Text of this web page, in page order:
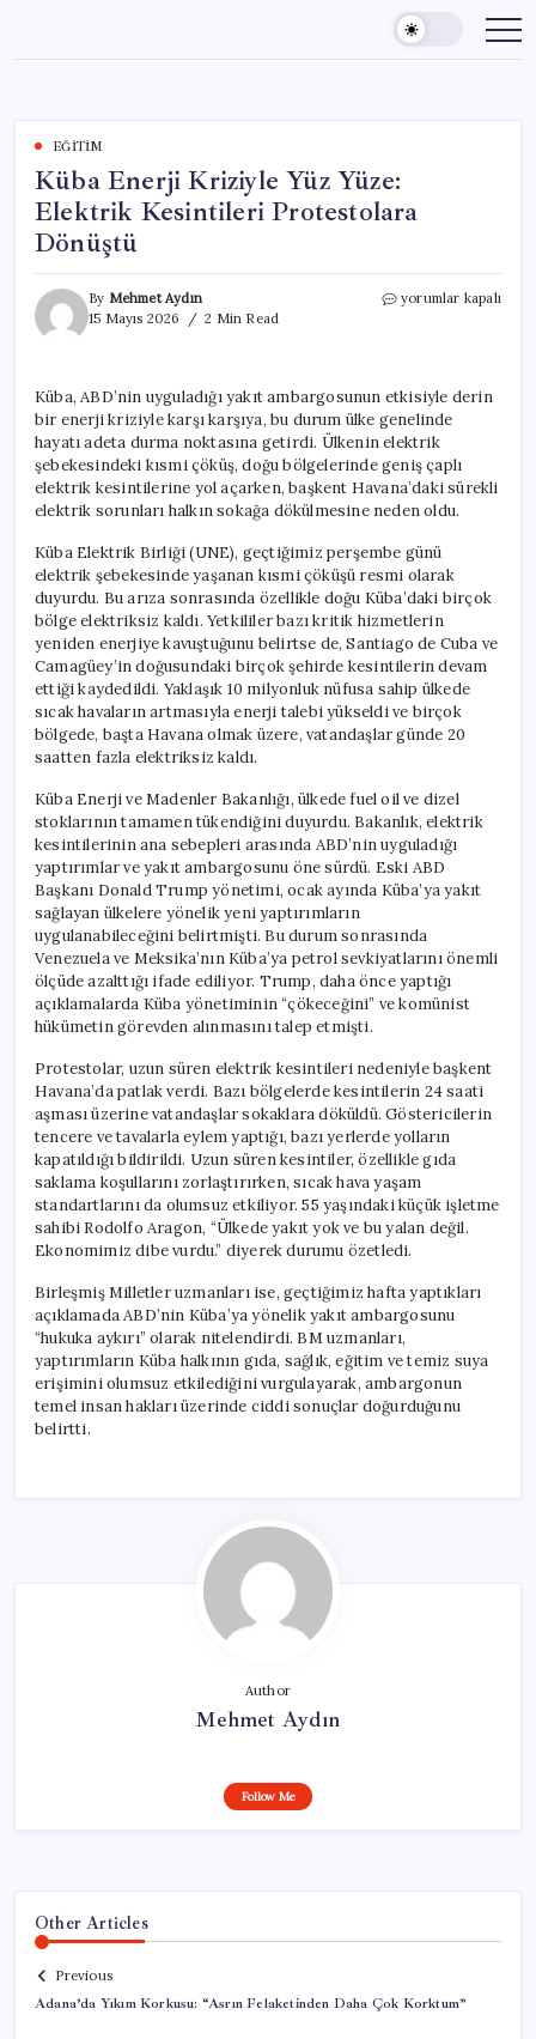
content
EĞITIM
Küba Enerji Kriziyle Yüz Yüze:
Elektrik Kesintileri Protestolara
Dönüştü
By Mehmet Aydın
15 Mayıs 2026
2 Min Read
Küba
Elektrik
Kesintileri
Protestolara
Dönüştü
için
yorumlar kapalı
Küba, ABD’nin uyguladığı yakıt ambargosunun etkisiyle derin
bir enerji kriziyle karşı karşıya, bu durum ülke genelinde
hayatı adeta durma noktasına getirdi. Ülkenin elektrik
şebekesindeki kısmi çöküş, doğu bölgelerinde geniş çaplı
elektrik kesintilerine yol açarken, başkent Havana’daki sürekli
elektrik sorunları halkın sokağa dökülmesine neden oldu.
Küba Elektrik Birliği (UNE), geçtiğimiz perşembe günü
elektrik şebekesinde yaşanan kısmi çöküşü resmi olarak
duyurdu. Bu arıza sonrasında özellikle doğu Küba’daki birçok
bölge elektriksiz kaldı. Yetkililer bazı kritik hizmetlerin
yeniden enerjiye kavuştuğunu belirtse de, Santiago de Cuba ve
Camagüey’in doğusundaki birçok şehirde kesintilerin devam
ettiği kaydedildi. Yaklaşık 10 milyonluk nüfusa sahip ülkede
sıcak havaların artmasıyla enerji talebi yükseldi ve birçok
bölgede, başta Havana olmak üzere, vatandaşlar günde 20
saatten fazla elektriksiz kaldı.
Küba Enerji ve Madenler Bakanlığı, ülkede fuel oil ve dizel
stoklarının tamamen tükendiğini duyurdu. Bakanlık, elektrik
kesintilerinin ana sebepleri arasında ABD’nin uyguladığı
yaptırımlar ve yakıt ambargosunu öne sürdü. Eski ABD
Başkanı Donald Trump yönetimi, ocak ayında Küba’ya yakıt
sağlayan ülkelere yönelik yeni yaptırımların
uygulanabileceğini belirtmişti. Bu durum sonrasında
Venezuela ve Meksika’nın Küba’ya petrol sevkiyatlarını önemli
ölçüde azalttığı ifade ediliyor. Trump, daha önce yaptığı
açıklamalarda Küba yönetiminin “çökeceğini” ve komünist
hükümetin görevden alınmasını talep etmişti.
Protestolar, uzun süren elektrik kesintileri nedeniyle başkent
Havana’da patlak verdi. Bazı bölgelerde kesintilerin 24 saati
aşması üzerine vatandaşlar sokaklara döküldü. Göstericilerin
tencere ve tavalarla eylem yaptığı, bazı yerlerde yolların
kapatıldığı bildirildi. Uzun süren kesintiler, özellikle gıda
saklama koşullarını zorlaştırırken, sıcak hava yaşam
standartlarını da olumsuz etkiliyor. 55 yaşındaki küçük işletme
sahibi Rodolfo Aragon, “Ülkede yakıt yok ve bu yalan değil.
Ekonomimiz dibe vurdu.” diyerek durumu özetledi.
Birleşmiş Milletler uzmanları ise, geçtiğimiz hafta yaptıkları
açıklamada ABD’nin Küba’ya yönelik yakıt ambargosunu
“hukuka aykırı” olarak nitelendirdi. BM uzmanları,
yaptırımların Küba halkının gıda, sağlık, eğitim ve temiz suya
erişimini olumsuz etkilediğini vurgulayarak, ambargonun
temel insan hakları üzerinde ciddi sonuçlar doğurduğunu
belirtti.
Author
Mehmet Aydın
Follow Me
Other Articles
Previous
Adana’da Yıkım Korkusu: “Asrın Felaketinden Daha Çok Korktum”